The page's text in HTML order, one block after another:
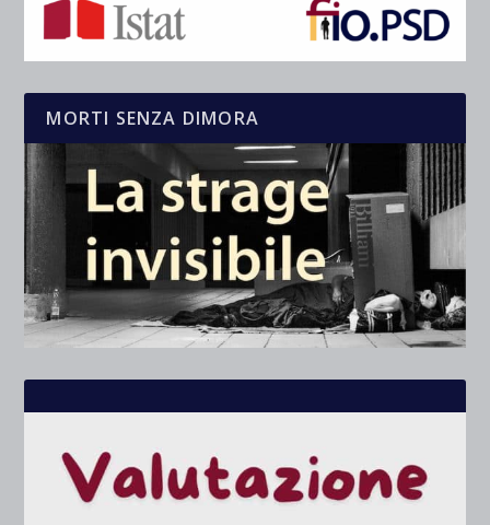
MORTI SENZA DIMORA